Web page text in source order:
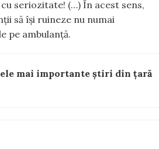
seriozitate! (…) În acest sens,
să îşi ruineze nu numai
pe ambulanță.
mai importante știri din țară